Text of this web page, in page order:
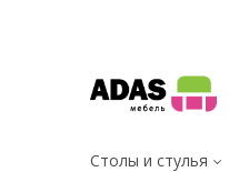
Столы и стулья